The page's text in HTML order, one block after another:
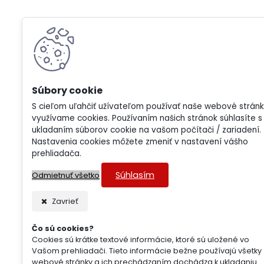
S cieľom uľahčiť užívateľom používať naše webové
využívame cookies. Používaním našich stránok súhlasíte s
ukladaním súborov cookie na vašom počítači / zariadení.
Nastavenia cookies môžete zmeniť v nastavení vášho
prehliadača.
Odmietnuť všetko Súhlasím
Zavrieť
Čo sú cookies?
Cookies sú krátke textové informácie, ktoré sú uložené vo
Vašom prehliadači. Tieto informácie bežne používajú všetky
webové stránky a ich prechádzaním dochádza k ukladaniu